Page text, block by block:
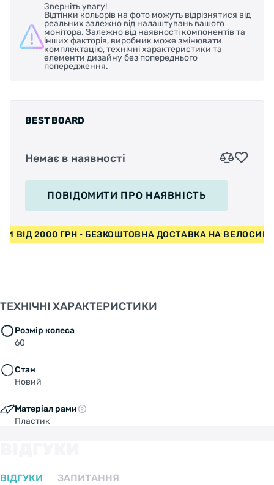
Зверніть увагу!
Відтінки кольорів на фото можуть відрізнятися від
реальних залежно від налаштувань вашого
монітора. Залежно від наявності компонентів та
інших факторів, виробник може змінювати
комплектацію, технічні характеристики та
елементи дизайну без попереднього
попередження.
BEST BOARD
Немає в наявності
ПОВІДОМИТИ ПРО НАЯВНІСТЬ
ВІД 2000 ГРН • БЕЗКОШТОВНА ДОСТАВКА НА
ТЕХНІЧНІ ХАРАКТЕРИСТИКИ
Розмір колеса
60
Стан
Новий
Матеріал рами
Пластик
ВІДГУКИ ЗАПИТАННЯ